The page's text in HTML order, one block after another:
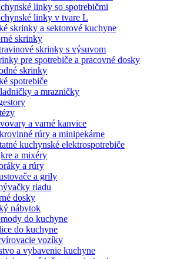
linky so spotrebičmi
linky v tvare L
skrinky a sektorové kuchyne
skrinky
skrinky s výsuvom
pre spotrebiče a pracovné dosky
skrinky
spotrebiče
a mrazničky
a varné kanvice
rúry a minipekárne
kuchynské elektrospotrebiče
a mixéry
a rúry
a grily
riadu
dosky
nábytok
do kuchyne
do kuchyne
vozíky
a vybavenie kuchyne